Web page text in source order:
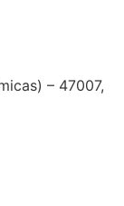
– 47007,